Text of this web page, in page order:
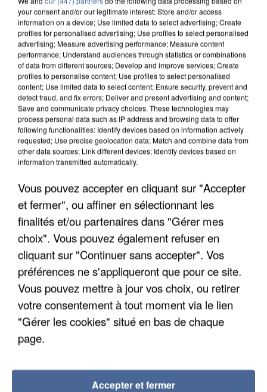
APRÈS TOUTES CES CANICULES, LES REFUGES
DE FAUNE SAUVAGE SONT...
your consent and/or our legitimate interest: Store and/or access
information on a device; Use limited data to select advertising; Create
profiles for personalised advertising; Use profiles to select personalised
advertising; Measure advertising performance; Measure content
performance; Understand audiences through statistics or combinations
of data from different sources; Develop and improve services; Create
profiles to personalise content; Use profiles to select personalised
content; Use limited data to select content; Ensure security, prevent and
detect fraud, and fix errors; Deliver and present advertising and content;
Save and communicate privacy choices. These technologies may
process personal data such as IP address and browsing data to offer
following functionalities: Identify devices based on information actively
requested; Use precise geolocation data; Match and combine data from
other data sources; Link different devices; Identify devices based on
information transmitted automatically.
Vous pouvez accepter en cliquant sur "Accepter
et fermer", ou affiner en sélectionnant les
finalités et/ou partenaires dans "Gérer mes
choix". Vous pouvez également refuser en
cliquant sur "Continuer sans accepter". Vos
préférences ne s'appliqueront que pour ce site.
Vous pouvez mettre à jour vos choix, ou retirer
votre consentement à tout moment via le lien
"Gérer les cookies" situé en bas de chaque
page.
Accepter et fermer